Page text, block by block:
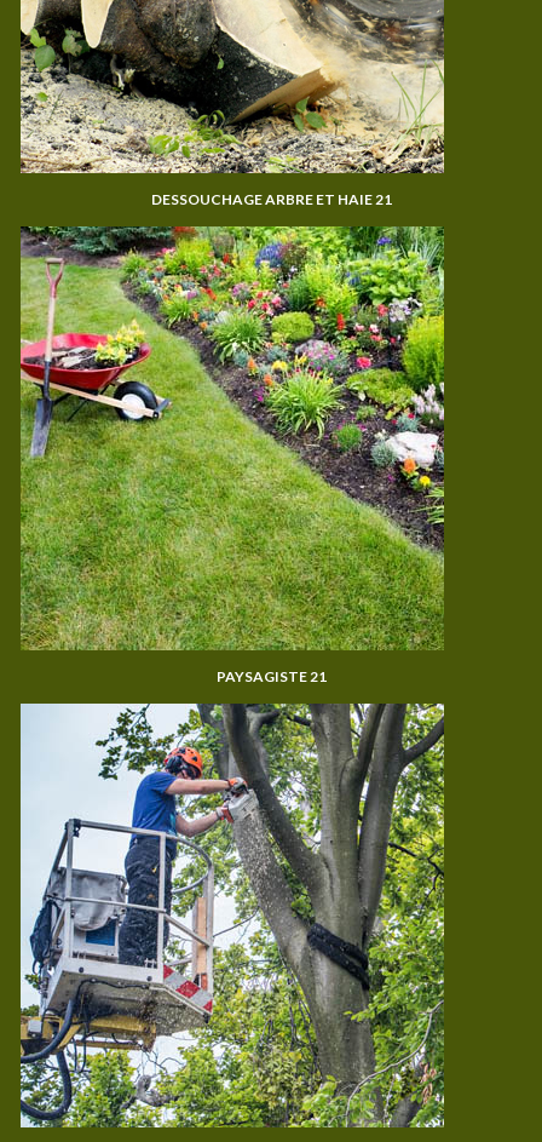
DESSOUCHAGE ARBRE ET HAIE 21
PAYSAGISTE 21